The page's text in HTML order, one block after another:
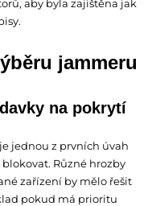
aby byla zajištěna jak
jammeru
na pokrytí
jednou z prvních úvah
Různé hrozby
zařízení by mělo řešit
pokud má prioritu